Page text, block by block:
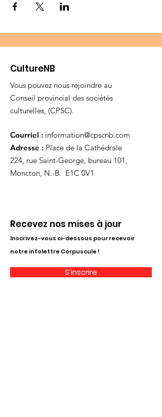
CultureNB
Vous pouvez nous rejoindre au
Conseil provincial des sociétés
culturelles, (CPSC).
Courriel : information@cpscnb.com
Adresse : Place de la Cathédrale
224, rue Saint-George, bureau 101,
Moncton, N.-B. E1C 0V1
Recevez nos mises à jour
Inscrivez-vous ci-dessous pour recevoir
notre infolettre Corpuscule !
S'inscrire